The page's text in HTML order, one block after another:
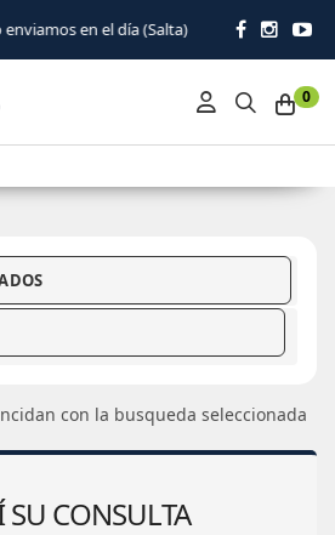
en el día (Salta)
0
con la busqueda seleccionada
SU CONSULTA